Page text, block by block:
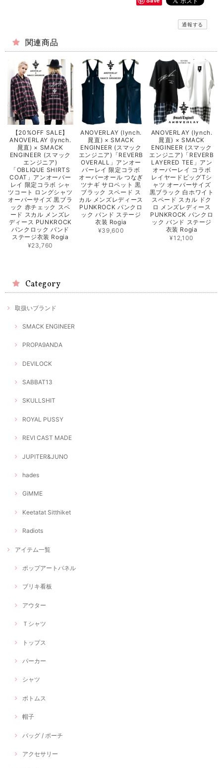
通報する
関連商品
【20%OFF SALE】
ANOVERLAY (lynch.
晁直) × SMACK
ENGINEER (スマック
エンジニア)
「OBLIQUE SHIRTS
COAT」アンオーバー
レイ 限定コラボ シャ
ツコート ロングシャツ
オーバーサイズ 黒ブラ
ック 赤チェック スペ
ード スカル メンズレ
ディース PUNKROCK
パンクロック バンド
ステージ衣装 Rogia
¥23,760
ANOVERLAY (lynch.
晁直) × SMACK
ENGINEER (スマック
エンジニア)「REVERB
OVERALL」アンオー
バーレイ 限定コラボ
オーバーオール つなぎ
ツナギ サロペット 黒
ブラック スペード ス
カル メンズレディース
PUNKROCK パンクロ
ック バンド ステージ
衣装 Rogia
¥39,600
ANOVERLAY (lynch.
晁直) × SMACK
ENGINEER (スマック
エンジニア)「REVERB
LAYERED TEE」アン
オーバーレイ コラボ
レイヤードビッグTシ
ャツ オーバーサイズ
黒ブラック 白ホワイト
スペード スカル ドク
ロ メンズレディース
PUNKROCK パンクロ
ック バンド ステージ
衣装 Rogia
¥12,100
Category
取扱いブランド
SMACK ENGINEER
PROPA9ANDA
DEVILOCK
SABBAT13
SKULLSHIT
ROYAL PUSSY
REVI CAST MADE
JUPITER&JUNO
hades
GiMME
Keetatat Sitthiket
Radiots
アイテム一覧
ポップアートパネル
ブリキ看板
アウター
Ｔシャツ
トップス
パーカー
シャツ
ボトムス
帽子
バッグ / ポーチ
アクセサリー